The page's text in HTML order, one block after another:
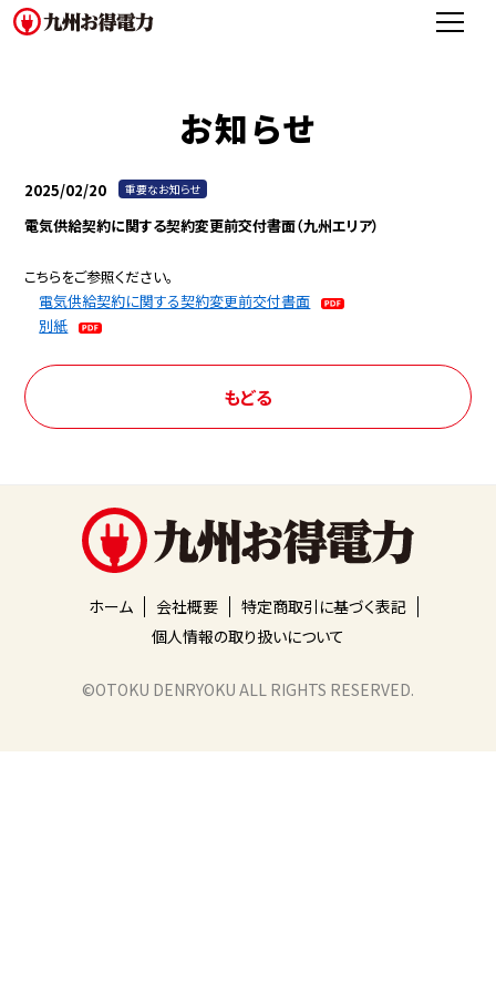
お知らせ
2025/02/20 重要なお知らせ
電気供給契約に関する契約変更前交付書面（九州エリア）
こちらをご参照ください。
電気供給契約に関する契約変更前交付書面
別紙
もどる
ホーム 会社概要
特定商取引に基づく表記
個人情報の取り扱いについて
©️OTOKU DENRYOKU ALL RIGHTS RESERVED.